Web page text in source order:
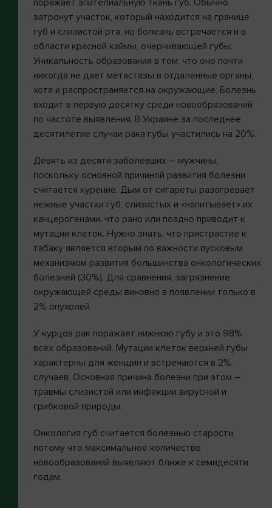
поражает эпителиальную ткань губ. Обычно
затронут участок, который находится на границе
губ и слизистой рта, но болезнь встречается и в
области красной каймы, очерчивающей губы.
Уникальность образования в том, что оно почти
никогда не дает метастазы в отдаленные органы,
хотя и распространяется на окружающие. Болезнь
входит в первую десятку среди новообразований
по частоте выявления. В Украине за последнее
десятилетие случаи рака губы участились на 20%.
Девять из десяти заболевших – мужчины,
поскольку основной причиной развития болезни
считается курение. Дым от сигареты разогревает
нежные участки губ, слизистых и «напитывает» их
канцерогенами, что рано или поздно приводит к
мутации клеток. Нужно знать, что пристрастие к
табаку является вторым по важности пусковым
механизмом развития большинства онкологических
болезней (30%). Для сравнения, загрязнение
окружающей среды виновно в появлении только в
2% опухолей.
У курцов рак поражает нижнюю губу и это 98%
всех образований. Мутации клеток верхней губы
характерны для женщин и встречаются в 2%
случаев. Основная причина болезни при этом –
травмы слизистой или инфекции вирусной и
грибковой природы.
Онкология губ считается болезнью старости,
потому что максимальное количество
новообразований выявляют ближе к семидесяти
годам.